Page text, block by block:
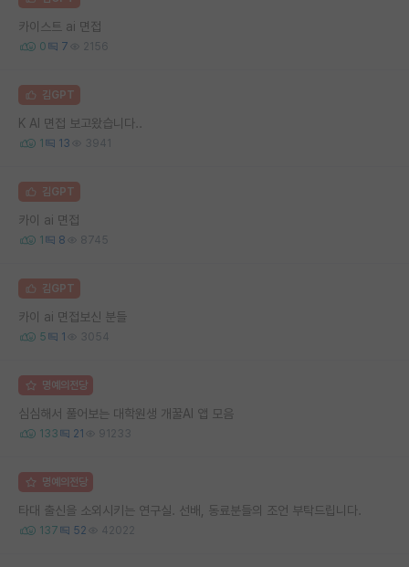
카이스트 ai 면접
0 7 2156
김GPT
K AI 면접 보고왔습니다..
1 13 3941
김GPT
카이 ai 면접
1 8 8745
김GPT
카이 ai 면접보신 분들
5 1 3054
명예의전당
심심해서 풀어보는 대학원생 개꿀AI 앱 모음
133 21 91233
명예의전당
타대 출신을 소외시키는 연구실. 선배, 동료분들의 조언 부탁드립니다.
137 52 42022